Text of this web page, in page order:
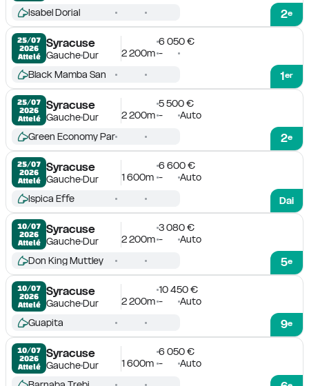
2e
Isabel Dorial
25/07
2026
Attelé
Syracuse
GaucheDur
6 050 €
2 200m -
1er
Black Mamba San
25/07
2026
Attelé
Syracuse
GaucheDur
5 500 €
2 200m - Auto
2e
Green Economy Par
25/07
2026
Attelé
Syracuse
GaucheDur
6 600 €
1 600m -
Auto
Dai
Ispica Effe
10/07
2026
Attelé
Syracuse
GaucheDur
3 080 €
2 200m - Auto
5e
Don King Muttley
10/07
2026
Attelé
Syracuse
GaucheDur
10 450 €
2 200m - Auto
9e
Guapita
10/07
2026
Attelé
Syracuse
GaucheDur
6 050 €
1 600m - Auto